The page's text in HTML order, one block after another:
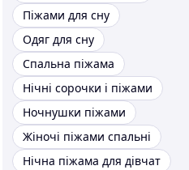
Піжами для сну
Одяг для сну
Спальна піжама
Нічні сорочки і піжами
Ночнушки піжами
Жіночі піжами спальні
Нічна піжама для дівчат